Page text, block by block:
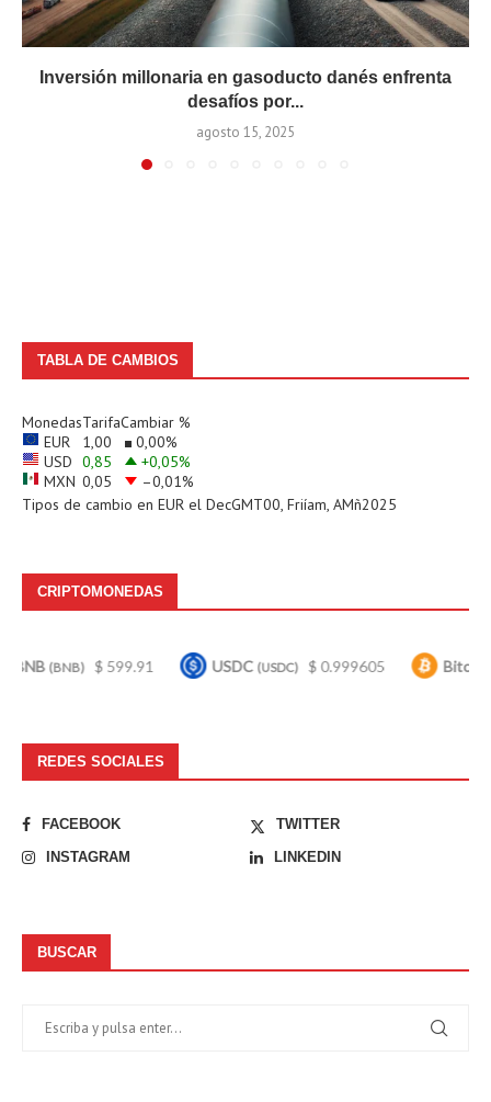
Inversión millonaria en gasoducto danés enfrenta
desafíos por...
agosto 15, 2025
TABLA DE CAMBIOS
MonedasTarifaCambiar %
EUR
1,00 0,00%
USD 0,85 +0,05%
MXN 0,05 –0,01%
Tipos de cambio en EUR el DecGMT00, Friíam, AMñ2025
CRIPTOMONEDAS
$ 599.91 USDC(USDC) $ 0.999605 Bitcoin (BTC)
REDES SOCIALES
FACEBOOK
TWITTER
INSTAGRAM
LINKEDIN
BUSCAR